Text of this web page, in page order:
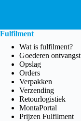
Fulfilment
Wat is fulfilment?
Goederen ontvangst
Opslag
Orders
Verpakken
Verzending
Retourlogistiek
MontaPortal
Prijzen Fulfilment